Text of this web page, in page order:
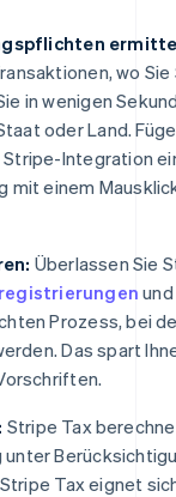
wo
in wenigen
oder Land.
Integration
mit einem
Überlassen Sie
und
Prozess, bei
Das spart
Stripe Tax
Tax eignet